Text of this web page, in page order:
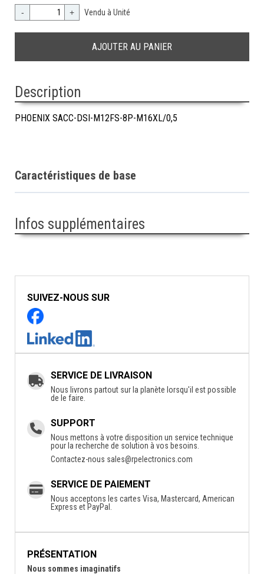
- + Vendu à Unité
Description
PHOENIX SACC-DSI-M12FS-8P-M16XL/0,5
Caractéristiques de base
Infos supplémentaires
SUIVEZ-NOUS SUR
SERVICE DE LIVRAISON
Nous livrons partout sur la planète lorsqu'il est possible
de le faire.
SUPPORT
Nous mettons à votre disposition un service technique
pour la recherche de solution à vos besoins.
Contactez-nous sales@rpelectronics.com
SERVICE DE PAIEMENT
Nous acceptons les cartes Visa, Mastercard, American
Express et PayPal.
PRÉSENTATION
Nous sommes imaginatifs